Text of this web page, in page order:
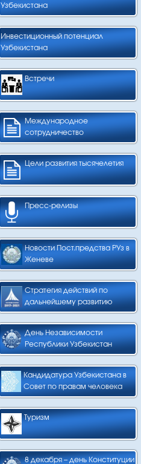
Узбекистана
Инвестиционный потенциал
Узбекистана
Встречи
Международное
сотрудничество
Цели развития тысячелетия
Пресс-релизы
Новости Пост.предства РУз в
Женеве
Стратегия действий по
дальнейшему развитию
День Независимости
Республики Узбекистан
Кандидатура Узбекистана в
Совет по правам человека
Туризм
8 декабря – день Конституции